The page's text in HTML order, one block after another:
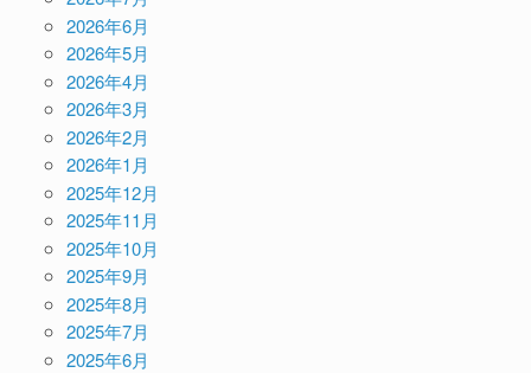
2026年6月
2026年5月
2026年4月
2026年3月
2026年2月
2026年1月
2025年12月
2025年11月
2025年10月
2025年9月
2025年8月
2025年7月
2025年6月